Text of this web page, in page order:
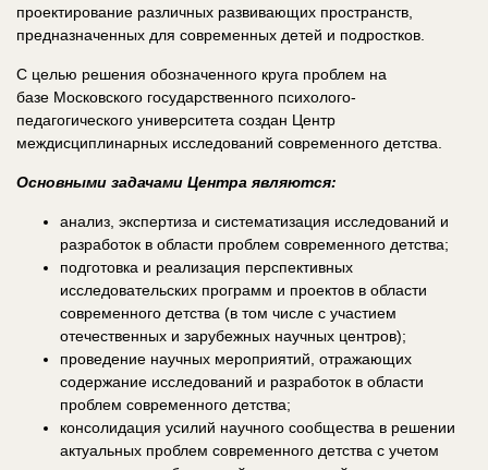
проектирование различных развивающих пространств,
предназначенных для современных детей и подростков.
С целью решения обозначенного круга проблем на
базе Московского государственного психолого-
педагогического университета создан Центр
междисциплинарных исследований современного детства.
Основными задачами Центра являются:
анализ, экспертиза и систематизация исследований и
разработок в области проблем современного детства;
подготовка и реализация перспективных
исследовательских программ и проектов в области
современного детства (в том числе с участием
отечественных и зарубежных научных центров);
проведение научных мероприятий, отражающих
содержание исследований и разработок в области
проблем современного детства;
консолидация усилий научного сообщества в решении
актуальных проблем современного детства с учетом